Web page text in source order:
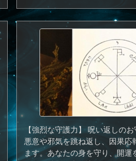
【強烈な守護力】 呪い返しの
悪意や邪気を跳ね返し、因果応
ます。あなたの身を守り、開